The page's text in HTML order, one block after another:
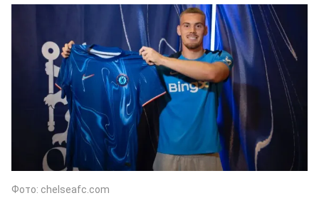
Фото: chelseafc.com